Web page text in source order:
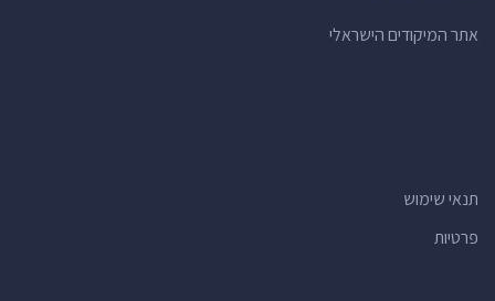
אתר המיקודים הישראלי
תנאי שימוש
פרטיות